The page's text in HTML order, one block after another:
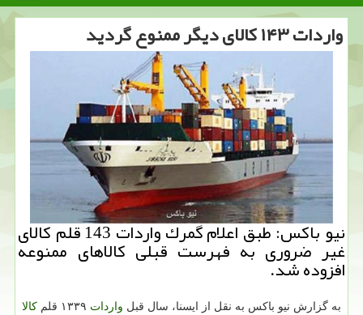
واردات ۱۴۳ كالای دیگر ممنوع گردید
نیو باكس: طبق اعلام گمرك واردات 143 قلم كالای
غیر ضروری به فهرست قبلی كالاهای ممنوعه
افزوده شد.
به گزارش نیو باكس به نقل از ایسنا، سال قبل واردات
كالا